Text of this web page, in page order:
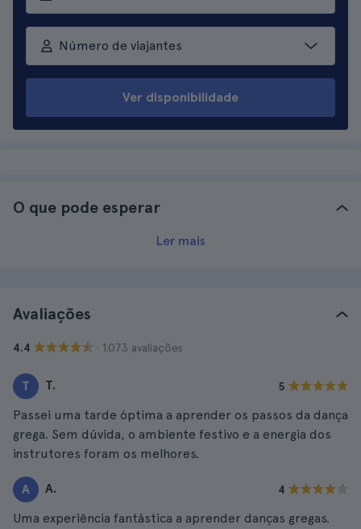
Número de viajantes
Ver disponibilidade
O que pode esperar
Ler mais
Avaliações
4.4 · 1.073 avaliações
T T. 5
Passei uma tarde óptima a aprender os passos da dança
grega. Sem dúvida, o ambiente festivo e a energia dos
instrutores foram os melhores.
A A. 4
Uma experiência fantástica a aprender danças gregas.